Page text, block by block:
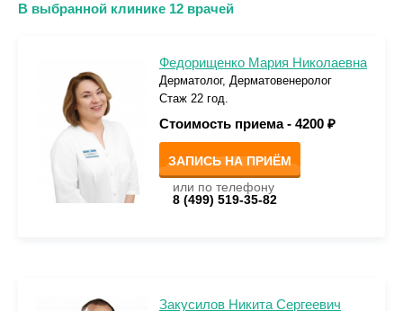
В выбранной клинике 12 врачей
Федорищенко Мария Николаевна
Дерматолог, Дерматовенеролог
Стаж 22 год.
Стоимость приема - 4200 ₽
ЗАПИСЬ НА ПРИЁМ
или по телефону
8 (499) 519-35-82
Закусилов Никита Сергеевич